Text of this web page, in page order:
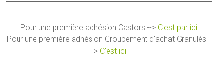
Pour une première adhésion Castors --> C'est par ici
Pour une première adhésion Groupement d'achat Granulés -
-> C'est ici